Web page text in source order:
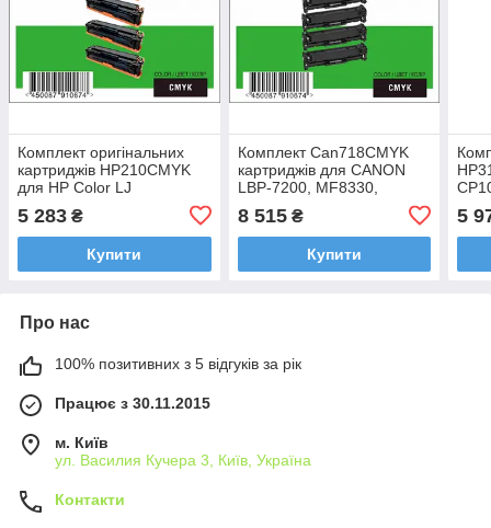
Комплект оригінальних
картриджів HP210CMYK
для HP Color LJ
Блакитний, Пурпуровий,
Жовтий Biris
5 283 ₴
Купити
Комплект Can718CMYK
картриджів для CANON
LBP-7200, MF8330,
Блакитний, Пурпуровий,
Жовтий
8 515₴
Купити
5
Про нас
100% позитивних з 5 відгуків за рік
Працює з 30.11.2015
м. Київ
ул. Василия Кучера 3, Київ, Україна
Контакти